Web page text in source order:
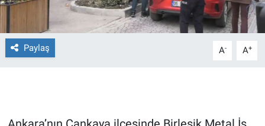
Paylaş A- A+
Gerçeğin İzinde
Gün Başlıyor